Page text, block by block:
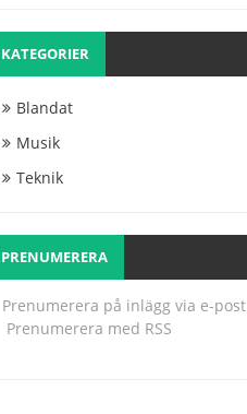
KATEGORIER
Blandat
Musik
Teknik
PRENUMERERA
Prenumerera på inlägg via e-post
Prenumerera med RSS